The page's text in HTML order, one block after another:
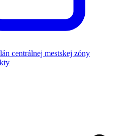
centrálnej mestskej zóny